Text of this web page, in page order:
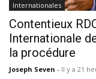
Internationales
Contentieux
Internationale
la procédure
Joseph Seven - Il y a 21